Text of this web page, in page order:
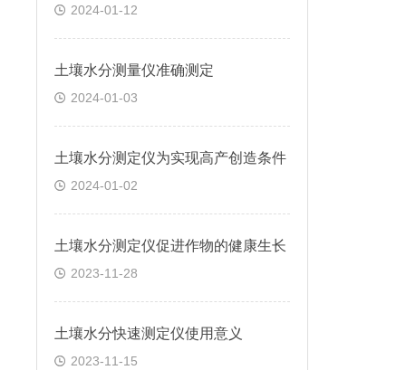
2024-01-12
土壤水分测量仪准确测定
2024-01-03
土壤水分测定仪为实现高产创造条件
2024-01-02
土壤水分测定仪促进作物的健康生长
2023-11-28
土壤水分快速测定仪使用意义
2023-11-15